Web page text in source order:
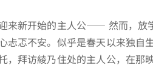
来新开始的主人公—— 然而，放
忐忑不安。似乎是春天以来独自
，拜访綾乃住处的主人公，在